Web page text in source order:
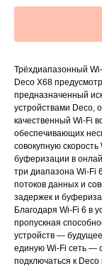
Трёхдиапазонный
Deco X68
предназначенный
устройствами Deco,
качественный Wi-Fi
обеспечивающих
совокупную
буферизации в
три диапазона Wi-Fi
потоков данных и
задержек и
Благодаря Wi-Fi 6 в
пропускная
устройств —
единую Wi-Fi сеть —
подключаться к